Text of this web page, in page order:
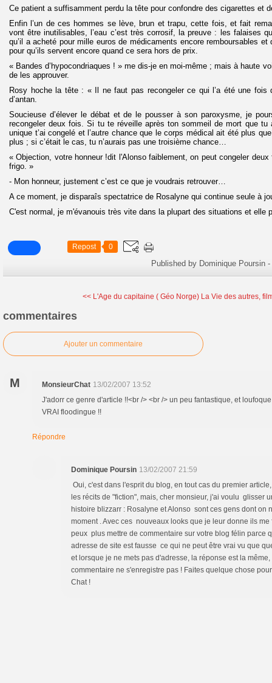
Ce patient a suffisamment perdu la tête pour confondre des cigarettes et
Enfin l’un de ces hommes se lève, brun et trapu, cette fois, et fait
vont être inutilisables, l’eau c’est très corrosif, la preuve : les falaises
qu’il a acheté pour mille euros de médicaments encore remboursables et
pour qu’ils servent encore quand ce sera hors de prix.
« Bandes d’hypocondriaques ! » me dis-je en moi-même ; mais à haute
de les approuver.
Rosy hoche la tête : « Il ne faut pas recongeler ce qui l’a été une fois
d’antan.
Soucieuse d’élever le débat et de le pousser à son paroxysme, je
recongeler deux fois. Si tu te réveille après ton sommeil de mort que
unique t’ai congelé et l’autre chance que le corps médical ait été plus
plus ; si c’était le cas, tu n’aurais pas une troisième chance…
« Objection, votre honneur !dit l'Alonso faiblement, on peut congeler
frigo. »
- Mon honneur, justement c’est ce que je voudrais retrouver…
A ce moment, je disparaîs spectatrice de Rosalyne qui continue seule à
C'est normal, je m'évanouis très vite dans la plupart des situations et elle
Repost 0
Published by Dominique Poursin -
<< L'Age du capitaine ( Géo Norge) La Vie des autres,
commentaires
Ajouter un commentaire
M MonsieurChat 13/02/2007 13:52
J'adorr ce genre d'article !!<br /> <br /> un peu fantastique, et
VRAI floodingue !!
Répondre
Dominique Poursin 13/02/2007 21:59
Oui, c'est dans l'esprit du blog, en tout cas du premier
les récits de "fiction", mais, cher monsieur, j'ai voulu glisser
histoire blizzarr : Rosalyne et Alonso sont ces gens dont on
moment . Avec ces nouveaux looks que je leur donne ils me
peux plus mettre de commentaire sur votre blog félin parce
adresse de site est fausse ce qui ne peut être vrai vu que
et lorsque je ne mets pas d'adresse, la réponse est la
commentaire ne s'enregistre pas ! Faites quelque chose
Chat !